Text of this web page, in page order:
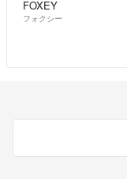
FOXEY
フォクシー